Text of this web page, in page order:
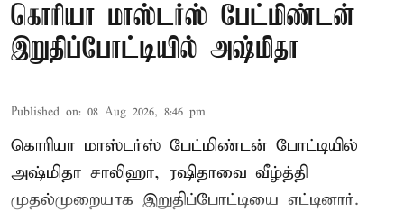
கொரியா மாஸ்டர்ஸ் பேட்மிண்டன்
இறுதிப்போட்டியில் அஷ்மிதா
Published on: 08 Aug 2026, 8:46 pm
கொரியா மாஸ்டர்ஸ் பேட்மிண்டன் போட்டியில்
அஷ்மிதா சாலிஹா, ரஷிதாவை வீழ்த்தி
முதல்முறையாக இறுதிப்போட்டியை எட்டினார்.